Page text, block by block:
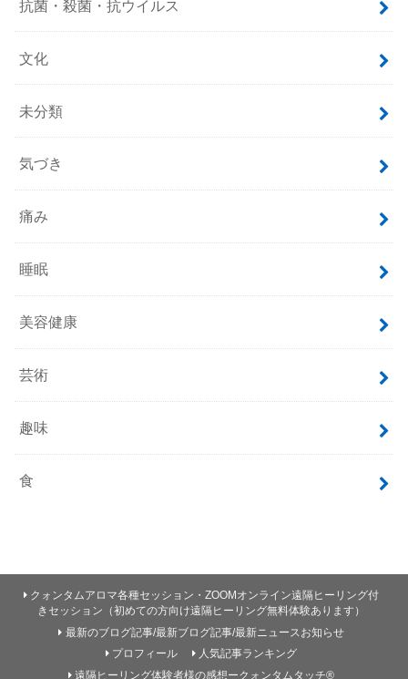
抗菌・殺菌・抗ウイルス
文化
未分類
気づき
痛み
睡眠
美容健康
芸術
趣味
食
クォンタムアロマ各種セッション・ZOOMオンライン遠隔ヒーリング付
きセッション（初めての方向け遠隔ヒーリング無料体験あります）
最新のブログ記事/最新ブログ記事/最新ニュースお知らせ
プロフィール
人気記事ランキング
遠隔ヒーリング体験者様の感想ークォンタムタッチ®